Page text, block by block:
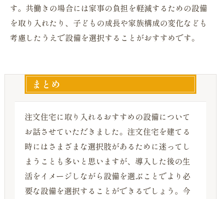
す。共働きの場合には家事の負担を軽減するための設備
を取り入れたり、子どもの成長や家族構成の変化なども
考慮したうえで設備を選択することがおすすめです。
まとめ
注文住宅に取り入れるおすすめの設備について
お話させていただきました。注文住宅を建てる
時にはさまざまな選択肢があるために迷ってし
まうことも多いと思いますが、導入した後の生
活をイメージしながら設備を選ぶことでより必
要な設備を選択することができるでしょう。今